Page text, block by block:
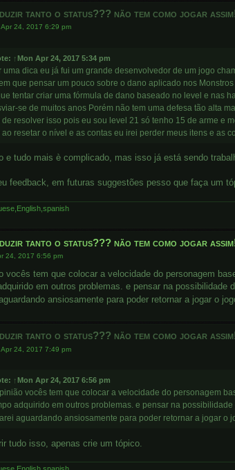
tanto o status??? não tem como jogar
Apr 24, 2017 6:29 pm
↑Mon Apr 24, 2017 5:34 pm
uma dica eu já fui um grande desenvolvedor de um jogo
que pensar um pouco sobre o dano aplicado nos
tentar criar uma fórmula de dano baseado no level e nas
se de muitos anos Porém não tem uma defesa tão alta
resolver isso pois eu sou level 21 só tenho 15 de arme e
ao resetar o nível e as contas eu irei perder meus itens e as
e tudo mais è complicado, mas isso já está sendo
feedback, em futuras suggestões pesso que faça um
tanto o status??? não tem como jogar
24, 2017 6:56 pm
vocês tem que colocar a velocidade do personagem
em outros problemas. e pensar na
ansiosamente para poder retornar a jogar o
tanto o status??? não tem como jogar
Apr 24, 2017 7:49 pm
↑Mon Apr 24, 2017 6:56 pm
vocês tem que colocar a velocidade do personagem
adquirido em outros problemas. e pensar na
aguardando ansiosamente para poder retornar a jogar o
tudo isso, apenas crie um tópico.